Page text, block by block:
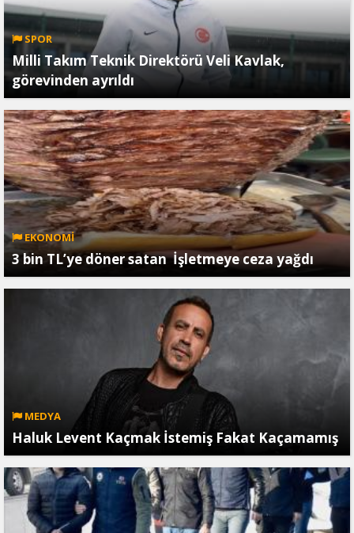
SPOR
Milli Takım Teknik Direktörü Veli Kavlak,
görevinden ayrıldı
EKONOMİ
3 bin TL’ye döner satan İşletmeye ceza yağdı
MEDYA
Haluk Levent Kaçmak İstemiş Fakat Kaçamamış